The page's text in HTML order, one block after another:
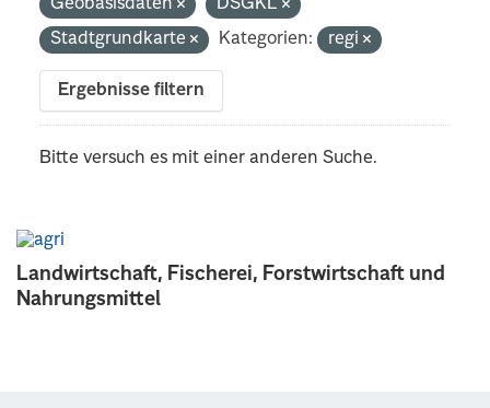
Landwirtschaft, Fischerei, Forstwirtschaft und
Nahrungsmittel
Geobasisdaten
DSGKL
Stadtgrundkarte
Kategorien: regi
Ergebnisse filtern
Bitte versuch es mit einer anderen Suche.